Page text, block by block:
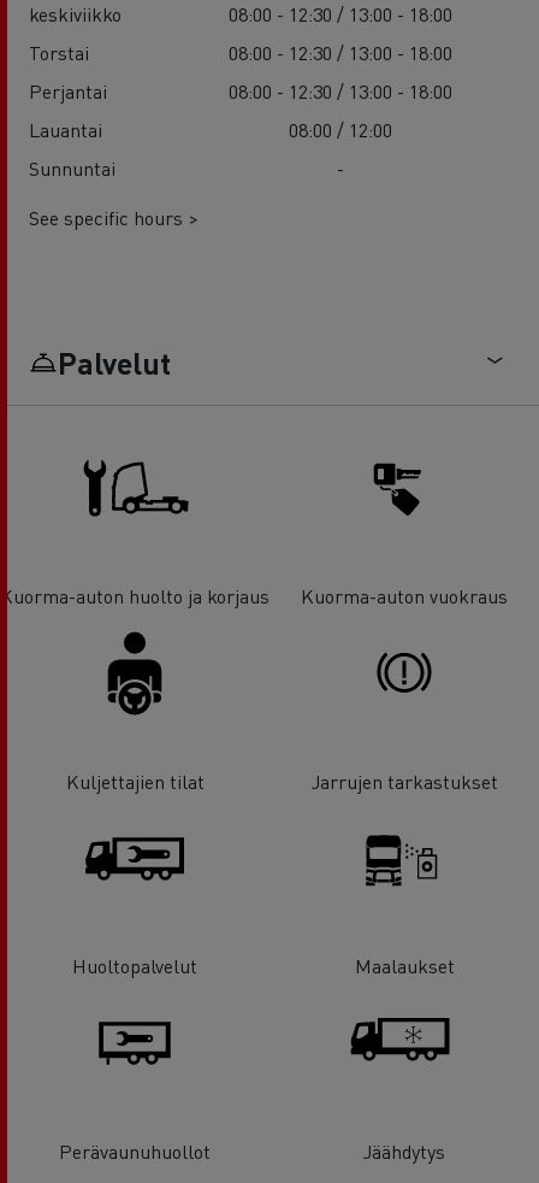
keskiviikko
08:00 - 12:30 / 13:00 - 18:00
Torstai
08:00 - 12:30 / 13:00 - 18:00
Perjantai
08:00 - 12:30 / 13:00 - 18:00
Lauantai
08:00 / 12:00
Sunnuntai
-
See specific hours >
Palvelut
Kuorma-auton huolto ja korjaus Kuorma-auton vuokraus
Kuljettajien tilat Jarrujen tarkastukset
Huoltopalvelut Maalaukset
Perävaunuhuollot Jäähdytys